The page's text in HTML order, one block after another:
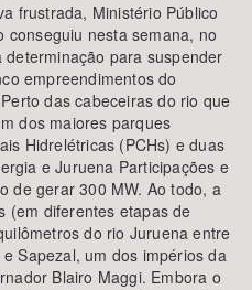
frustrada, Ministério Público
conseguiu nesta semana, no
para suspender
empreendimentos do
das cabeceiras do rio que
dos maiores parques
Hidrelétricas (PCHs) e duas
e Juruena Participações e
de gerar 300 MW. Ao todo, a
(em diferentes etapas de
do rio Juruena entre
Sapezal, um dos impérios da
Blairo Maggi. Embora o